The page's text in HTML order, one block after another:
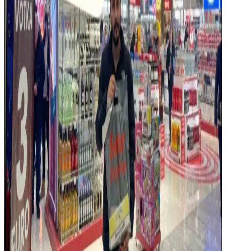
RAMpocalypse, RAM fiyatlarındaki artış ve tedarik sıkıntısıyla
tüketici elektroniği sektöründe ciddi krizlere yol açıyor. AI
yatırımları ve Çin'in üretim kapasitesi sektörde dengeleri değiştiriyor.
Nintendo Switch 2 Avrupa Modelinde Kullanıcı
Tarafından Değiştirilebilir Batarya Özelliği
Nintendo Switch 2'nin Avrupa versiyonu, AB'nin tamir edilebilirlik
düzenlemeleri doğrultusunda kullanıcı tarafından değiştirilebilir
batarya sunuyor. Bu özellik çevresel sürdürülebilirlik ve kullanıcı
hakları açısından önemli bir adım.
Temu Alışveriş Platformunda Elektronik ve
Bilgisayar Ürünleri Durumu ve İndirimler
Temu, geniş ürün yelpazesi ve büyük indirimleriyle öne çıkan bir
alışveriş platformu. Elektronik kategorisinde detaylı bilgi ve stok
durumu belirsiz, dikkatli alışveriş önerilir.
Batum'da Elektronik Ürün Alırken Güvenilir
Mağazalar ve Alışveriş İpuçları
Batum'da elektronik ürün alırken güvenilir mağazalar ve resmi
distribütörleri tercih edin, fiyat karşılaştırması yapın, garanti
belgelerini alın ve ürünlerin orijinalliğine dikkat edin.